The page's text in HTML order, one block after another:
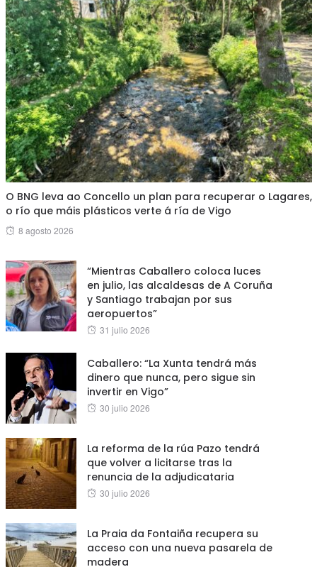
O BNG leva ao Concello un plan para recuperar o Lagares,
o río que máis plásticos verte á ría de Vigo
Posted
8 agosto 2026
“Mientras Caballero coloca luces
en julio, las alcaldesas de A Coruña
y Santiago trabajan por sus
aeropuertos”
Posted
31 julio 2026
Caballero: “La Xunta tendrá más
dinero que nunca, pero sigue sin
invertir en Vigo”
Posted
30 julio 2026
La reforma de la rúa Pazo tendrá
que volver a licitarse tras la
renuncia de la adjudicataria
Posted
30 julio 2026
La Praia da Fontaiña recupera su
acceso con una nueva pasarela de
madera